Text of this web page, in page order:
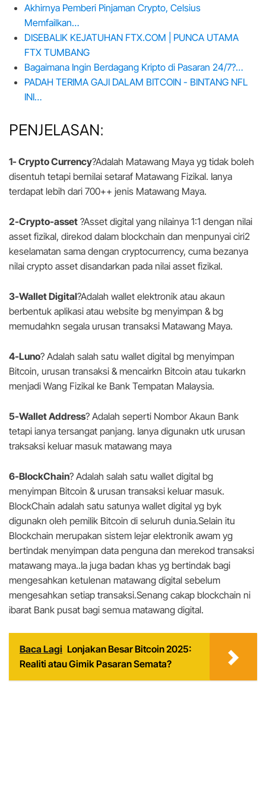
Akhirnya Pemberi Pinjaman Crypto, Celsius
Memfailkan…
DISEBALIK KEJATUHAN FTX.COM | PUNCA UTAMA
FTX TUMBANG
Bagaimana Ingin Berdagang Kripto di Pasaran 24/7?…
PADAH TERIMA GAJI DALAM BITCOIN - BINTANG NFL
INI…
PENJELASAN:
1- Crypto Currency?Adalah Matawang Maya yg tidak boleh
disentuh tetapi bernilai setaraf Matawang Fizikal. Ianya
terdapat lebih dari 700++ jenis Matawang Maya.
2-Crypto-asset ?Asset digital yang nilainya 1:1 dengan nilai
asset fizikal, direkod dalam blockchain dan menpunyai ciri2
keselamatan sama dengan cryptocurrency, cuma bezanya
nilai crypto asset disandarkan pada nilai asset fizikal.
3-Wallet Digital?Adalah wallet elektronik atau akaun
berbentuk aplikasi atau website bg menyimpan & bg
memudahkn segala urusan transaksi Matawang Maya.
4-Luno? Adalah salah satu wallet digital bg menyimpan
Bitcoin, urusan transaksi & mencairkn Bitcoin atau tukarkn
menjadi Wang Fizikal ke Bank Tempatan Malaysia.
5-Wallet Address? Adalah seperti Nombor Akaun Bank
tetapi ianya tersangat panjang. Ianya digunakn utk urusan
traksaksi keluar masuk matawang maya
6-BlockChain? Adalah salah satu wallet digital bg
menyimpan Bitcoin & urusan transaksi keluar masuk.
BlockChain adalah satu satunya wallet digital yg byk
digunakn oleh pemilik Bitcoin di seluruh dunia.Selain itu
Blockchain merupakan sistem lejar elektronik awam yg
bertindak menyimpan data penguna dan merekod transaksi
matawang maya..Ia juga badan khas yg bertindak bagi
mengesahkan ketulenan matawang digital sebelum
mengesahkan setiap transaksi.Senang cakap blockchain ni
ibarat Bank pusat bagi semua matawang digital.
Baca Lagi Lonjakan Besar Bitcoin 2025:
Realiti atau Gimik Pasaran Semata?